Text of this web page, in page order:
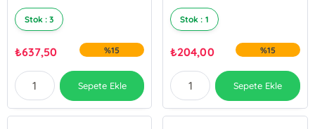
Stok : 3
₺637,50 %15
Sepete Ekle
Stok : 1
₺204,00 %15
Sepete Ekle